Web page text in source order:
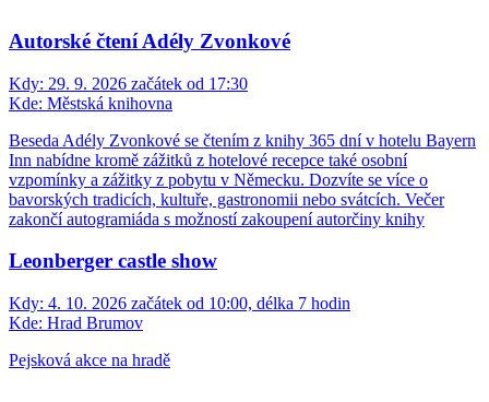
Autorské čtení Adély Zvonkové
Kdy: 29. 9. 2026 začátek od 17:30
Kde: Městská knihovna
Beseda Adély Zvonkové se čtením z knihy 365 dní v hotelu Bayern
Inn nabídne kromě zážitků z hotelové recepce také osobní
vzpomínky a zážitky z pobytu v Německu. Dozvíte se více o
bavorských tradicích, kultuře, gastronomii nebo svátcích. Večer
zakončí autogramiáda s možností zakoupení autorčiny knihy
Leonberger castle show
Kdy: 4. 10. 2026 začátek od 10:00, délka 7 hodin
Kde: Hrad Brumov
Pejsková akce na hradě